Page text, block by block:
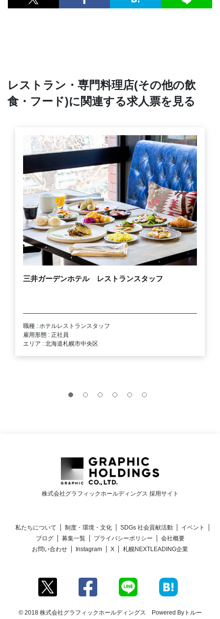
レストラン・専門料理店(その他の飲
食・フード)に関連する求人票を見る
三井ガーデンホテル レストランスタッフ
職種 : ホテルレストランスタッフ
雇用形態 : 正社員
エリア : 北海道札幌市中央区
株式会社グラフィックホールディングス 採用サイト
私たちについて 制度・環境・文化 SDGs 社会貢献活動
イベント
ブログ
募集一覧 プライバシーポリシー
会社概要
お問い合わせ
Instagram X 札幌NEXTLEADING企業
© 2018 株式会社グラフィックホールディングス Powered Byトルー